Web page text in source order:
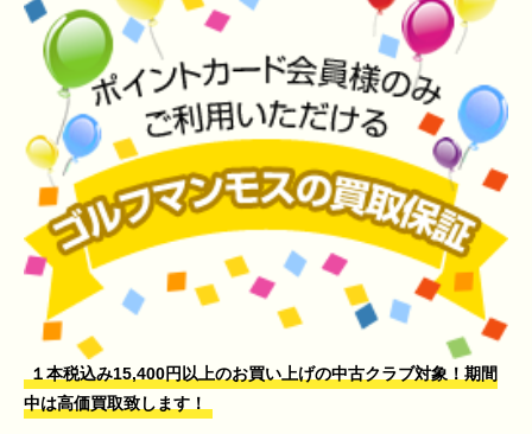
１本税込み15,400円以上のお買い上げの中古クラブ対象！期間
中は高価買取致します！